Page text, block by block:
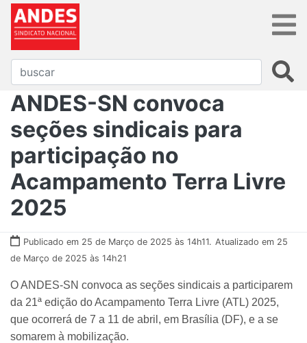
ANDES-SN convoca
seções sindicais para
participação no
Acampamento Terra Livre
2025
Publicado em 25 de Março de 2025 às 14h11. Atualizado em 25
de Março de 2025 às 14h21
O ANDES-SN convoca as seções sindicais a participarem
da 21ª edição do Acampamento Terra Livre (ATL) 2025,
que ocorrerá de 7 a 11 de abril, em Brasília (DF), e a se
somarem à mobilização.